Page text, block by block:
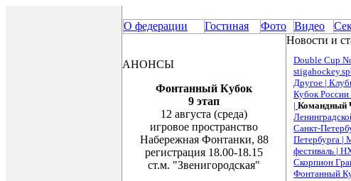
О федерации Гостиная Фото Видео
АНОНСЫ
Фонтанный Кубок
9 этап
12 августа (среда)
игровое пространство
Набережная Фонтанки, 88
регистрация 18.00-18.15
ст.м. "Звенигородская"
Новости и
Double Cup
Другое |
Кубок России
| Командный
Санкт-
Петербурга |
фестиваль |
Скорпион
Фонтанный